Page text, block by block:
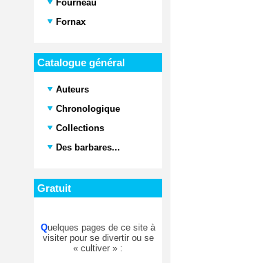
Fourneau
Fornax
Catalogue général
Auteurs
Chronologique
Collections
Des barbares...
Gratuit
Quelques pages de ce site à
visiter pour se divertir ou se
« cultiver » :